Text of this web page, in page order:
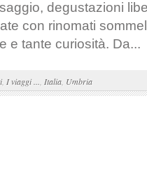
degustazioni
con rinomati
e tante curiosità. Da...
, I viaggi ... Italia Umbria